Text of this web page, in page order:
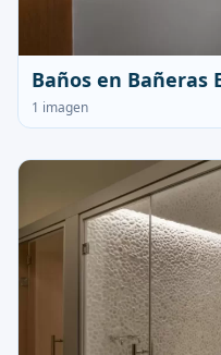
Baños en Bañeras
1 imagen